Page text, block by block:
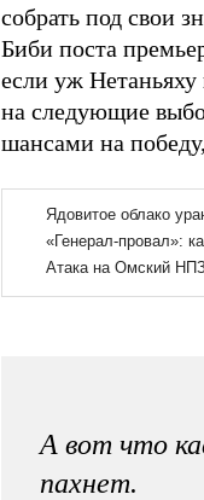
собрать под свои
Биби поста
если уж
на следующие
шансами на
А вот что
пахнет.